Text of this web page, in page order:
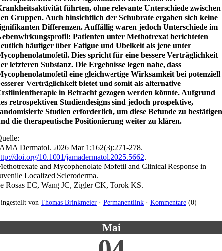
führten, ohne relevante Unterschiede zwischen
Gruppen. Auch hinsichtlich der Schubrate ergaben sich keine
Differenzen. Auffällig waren jedoch Unterschiede im
Patienten unter Methotrexat berichteten
häufiger über Fatigue und Übelkeit als jene unter
Dies spricht für eine bessere Verträglichkeit
letzteren Substanz. Die Ergebnisse legen nahe, dass
eine gleichwertige Wirksamkeit bei potenziell
Verträglichkeit bietet und somit als alternative
in Betracht gezogen werden könnte. Aufgrund
retrospektiven Studiendesigns sind jedoch prospektive,
Studien erforderlich, um diese Befunde zu bestätigen
die therapeutische Positionierung weiter zu klären.
Dermatol. 2026 Mar 1;162(3):271-278.
doi.org/10.1001/jamadermatol.2025.5662.
and Mycophenolate Mofetil and Clinical Response in
Localized Scleroderma.
Rosas EC, Wang JC, Zigler CK, Torok KS.
von Thomas Brinkmeier · Permanentlink · Kommentare (0)
Mai